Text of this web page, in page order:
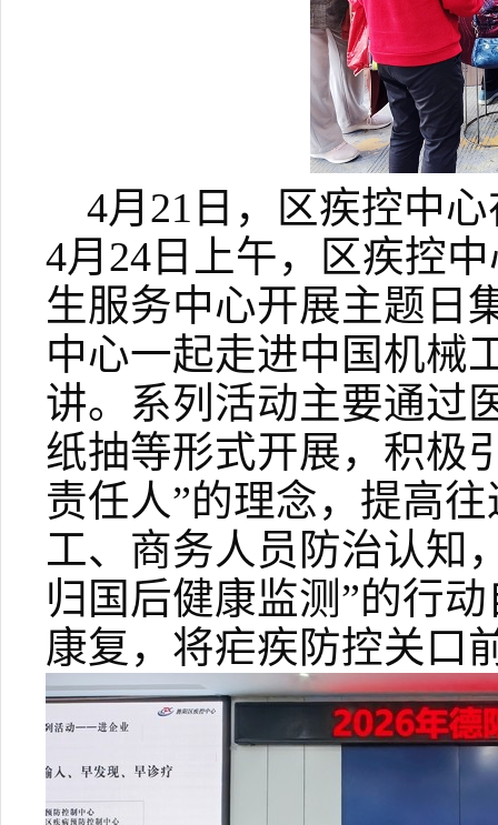
4月21日，区疾控中
4月24日上午，区疾控
生服务中心开展主题日
中心一起走进中国机械
讲。系列活动主要通过
纸抽等形式开展，积极
责任人”的理念，提高
工、商务人员防治认知
归国后健康监测”的行
康复，将疟疾防控关口